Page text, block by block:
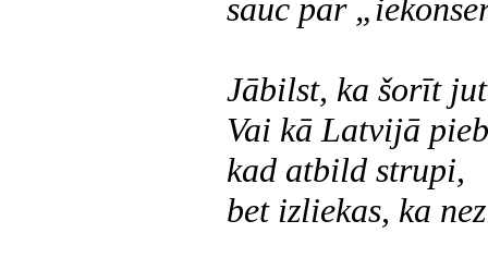
sauc par
Jābilst, ka šorīt
Vai kā Latvijā
kad atbild strupi,
bet izliekas, ka